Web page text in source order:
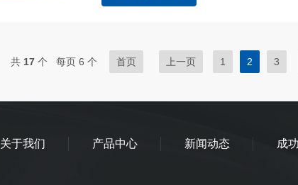
共 17个 每页 6 个 首页 上一页 1 2 3
关于我们 产品中心 新闻动态 成